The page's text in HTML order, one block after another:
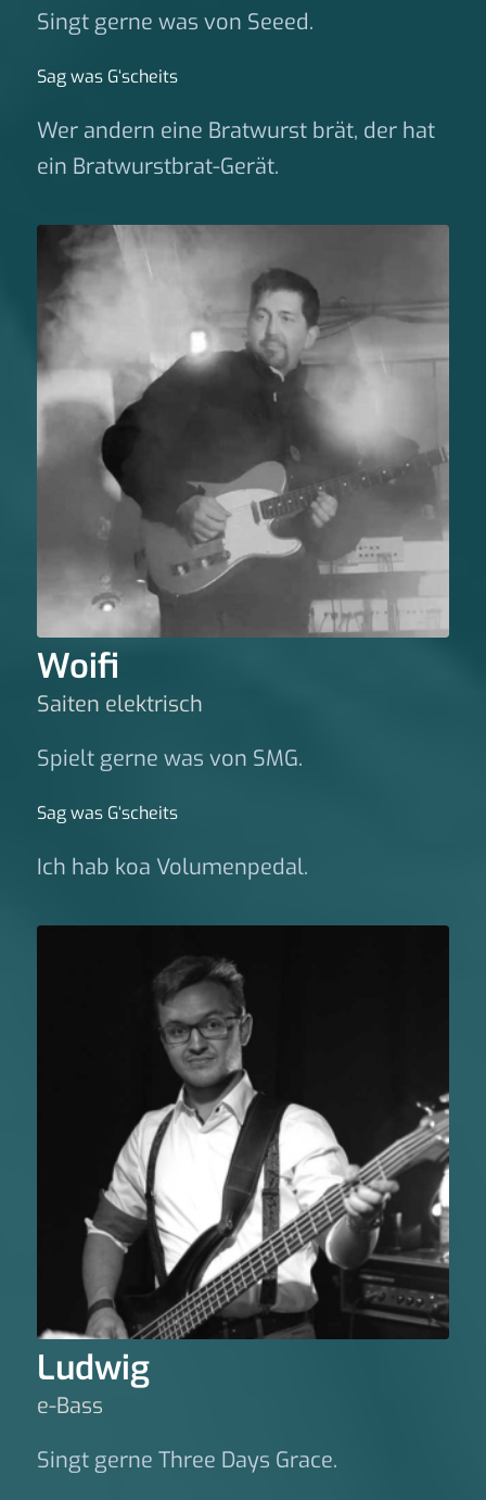
Singt gerne was von Seeed.
Sag was G‘scheits
Wer andern eine Bratwurst brät, der hat
ein Bratwurstbrat-Gerät.
Woifi
Saiten elektrisch
Spielt gerne was von SMG.
Sag was G‘scheits
Ich hab koa Volumenpedal.
Ludwig
e-Bass
Singt gerne Three Days Grace.